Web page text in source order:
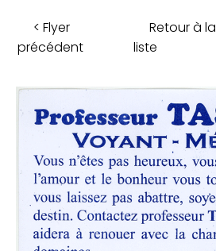
< Flyer
précédent
Retour à la
liste